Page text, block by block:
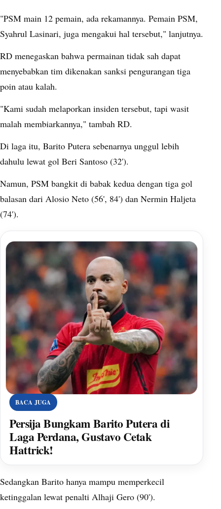
"PSM main 12 pemain, ada rekamannya. Pemain PSM,
Syahrul Lasinari, juga mengakui hal tersebut," lanjutnya.
RD menegaskan bahwa permainan tidak sah dapat
menyebabkan tim dikenakan sanksi pengurangan tiga
poin atau kalah.
"Kami sudah melaporkan insiden tersebut, tapi wasit
malah membiarkannya," tambah RD.
Di laga itu, Barito Putera sebenarnya unggul lebih
dahulu lewat gol Beri Santoso (32').
Namun, PSM bangkit di babak kedua dengan tiga gol
balasan dari Alosio Neto (56', 84') dan Nermin Haljeta
(74').
BACA JUGA
Persija Bungkam Barito Putera di
Laga Perdana, Gustavo Cetak
Hattrick!
Sedangkan Barito hanya mampu memperkecil
ketinggalan lewat penalti Alhaji Gero (90').